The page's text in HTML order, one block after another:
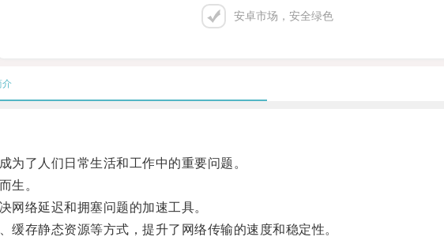
安卓市场，安全绿色
介
了人们日常生活和工作中的重要问题。
生。
络延迟和拥塞问题的加速工具。
存静态资源等方式，提升了网络传输的速度和稳定性。